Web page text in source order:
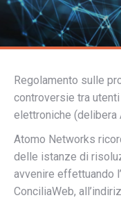
Regolamento sulle
controversie tra
elettroniche (delibera
Atomo Networks
delle istanze di
avvenire effettuando
ConciliaWeb,